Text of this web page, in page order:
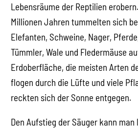
Lebensräume der Reptilien
Millionen Jahren tummelten sich
Elefanten, Schweine, Nager,
Tümmler, Wale und Fledermäuse
Erdoberfläche, die meisten Arten
flogen durch die Lüfte und viele
reckten sich der Sonne entgegen.
Den Aufstieg der Säuger kann